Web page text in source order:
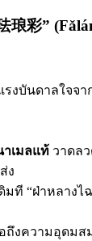
琅彩”
บันดาลใจจา
าเมลแท้ วาดล
ง
มที “ฝ่าหลางไ
ถึงความอุดมส